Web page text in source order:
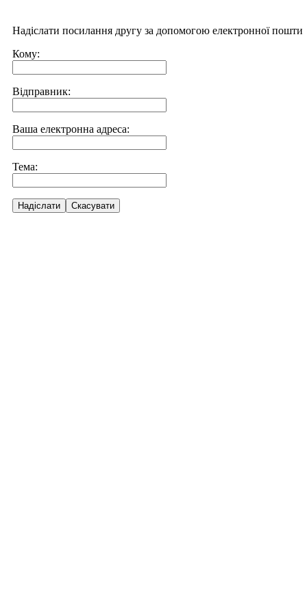
Надіслати посилання другу за допомогою електронної пошти
Кому:
Відправник:
Ваша електронна адреса:
Тема:
Надіслати Скасувати